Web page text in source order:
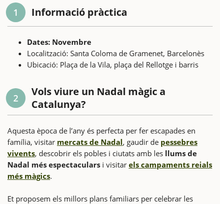
1 Informació pràctica
Dates: Novembre
Localització: Santa Coloma de Gramenet, Barcelonès
Ubicació: Plaça de la Vila, plaça del Rellotge i barris
2
Vols viure un Nadal màgic a
Catalunya?
Aquesta època de l’any és perfecta per fer escapades en
família, visitar mercats de Nadal, gaudir de pessebres
vivents, descobrir els pobles i ciutats amb les llums de
Nadal més espectaculars i visitar els campaments reials
més màgics.
Et proposem els millors plans familiars per celebrar les